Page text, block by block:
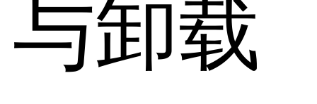
与卸载